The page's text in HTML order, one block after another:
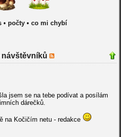
• počty• co mi chybí
návštěvníků
jsem se na tebe podívat a posílám
dárečků.
na Kočičím netu - redakce